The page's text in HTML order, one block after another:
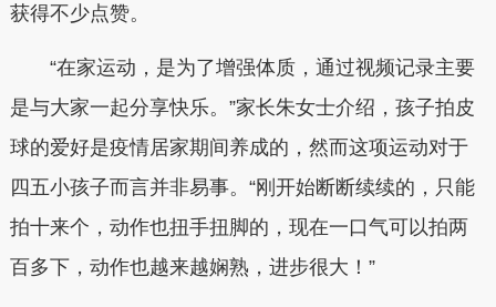
获得不少点赞。
“在家运动，是为了增强体质，通过视频记录主要
是与大家一起分享快乐。”家长朱女士介绍，孩子拍皮
球的爱好是疫情居家期间养成的，然而这项运动对于
四五小孩子而言并非易事。“刚开始断断续续的，只能
拍十来个，动作也扭手扭脚的，现在一口气可以拍两
百多下，动作也越来越娴熟，进步很大！”